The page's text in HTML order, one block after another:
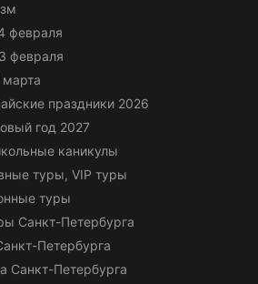
февраля
февраля
праздники 2026
год 2027
каникулы
туры, VIP туры
туры
Санкт-Петербурга
Петербурга
Санкт-Петербурга